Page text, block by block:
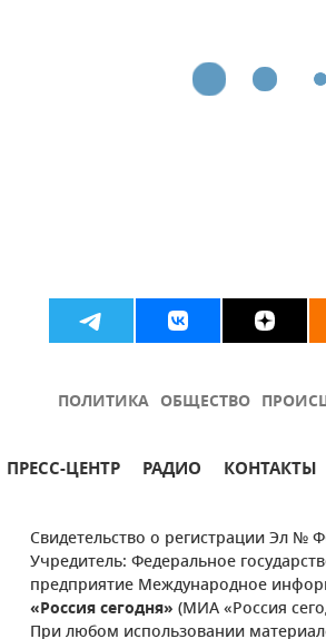
ПОЛИТИКА ОБЩЕСТВО
ПРЕСС-ЦЕНТР РАДИО КОНТАКТЫ
Свидетельство о регистрации Эл №
Учредитель: Федеральное
предприятие Международное
«Россия сегодня» (МИА «Россия
При любом использовании